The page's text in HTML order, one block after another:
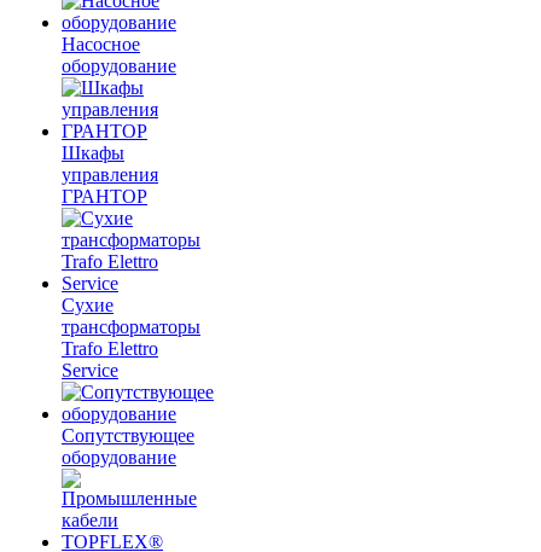
Насосное
оборудование
Шкафы
управления
ГРАНТОР
Сухие
трансформаторы
Trafo Elettro
Service
Сопутствующее
оборудование